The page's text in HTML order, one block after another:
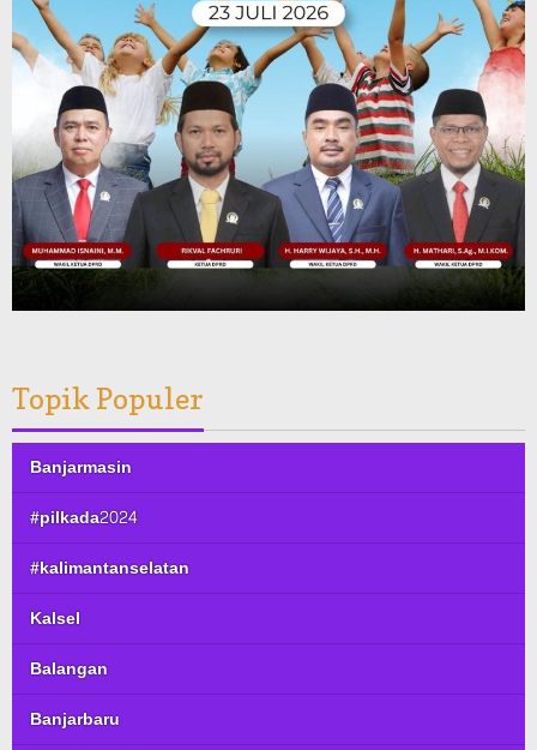
Topik Populer
Banjarmasin
#pilkada2024
#kalimantanselatan
Kalsel
Balangan
Banjarbaru